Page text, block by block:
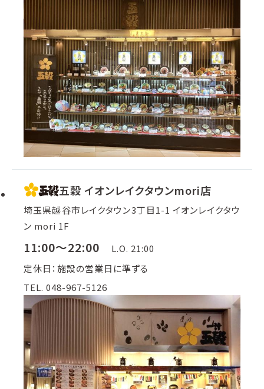
五穀 イオンレイクタウンmori店
埼玉県越谷市レイクタウン3丁目1-1 イオンレイクタウ
ン mori 1F
11:00～22:00
L.O. 21:00
定休日：施設の営業日に準ずる
TEL. 048-967-5126